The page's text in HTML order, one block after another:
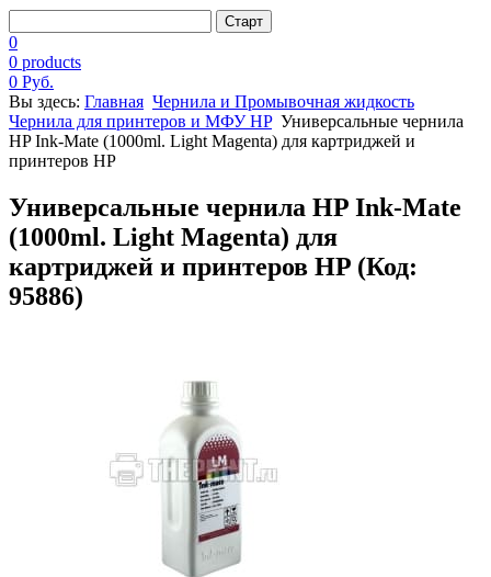
0
0 products
0 Руб.
Вы здесь: Главная Чернила и Промывочная жидкость
Чернила для принтеров и МФУ HP Универсальные чернила
HP Ink-Mate (1000ml. Light Magenta) для картриджей и
принтеров HP
Универсальные чернила HP Ink-Mate
(1000ml. Light Magenta) для
картриджей и принтеров HP (Код:
95886)